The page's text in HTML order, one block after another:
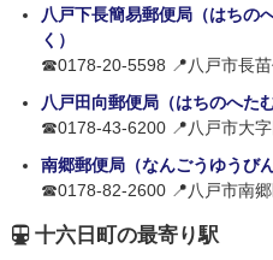
八戸下長簡易郵便局（はちの
く）
☎0178-20-5598 📍八戸市長
八戸田向郵便局（はちのへた
☎0178-43-6200 📍八戸市大
南郷郵便局（なんごうゆうび
☎0178-82-2600 📍八戸市南
十六日町の最寄り駅